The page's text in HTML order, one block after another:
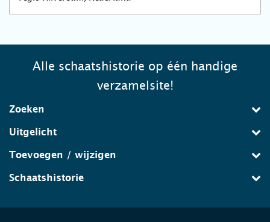
Alle schaatshistorie op één handige
verzamelsite!
Zoeken
Uitgelicht
Toevoegen / wijzigen
Schaatshistorie